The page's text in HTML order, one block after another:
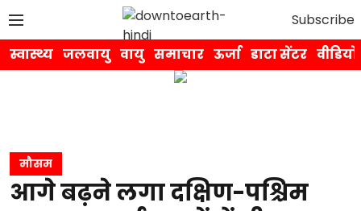
Subscribe
स्वास्थ्य जलवायु वायु समाचार ऊर्जा डाटा सेंटर वीडियो
मौसम
आगे बढ़ने लगा दक्षिण-पश्चिम